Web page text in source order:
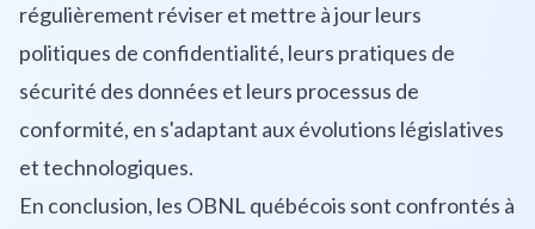
régulièrement réviser et mettre à jour leurs
politiques de confidentialité, leurs pratiques de
sécurité des données et leurs processus de
conformité, en s'adaptant aux évolutions législatives
et technologiques.
En conclusion, les OBNL québécois sont confrontés à